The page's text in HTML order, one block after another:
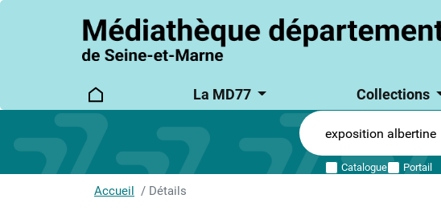
logo
main_menu
Main
navigation
La MD77 Collections
Catalogue Portail
Accueil Détails